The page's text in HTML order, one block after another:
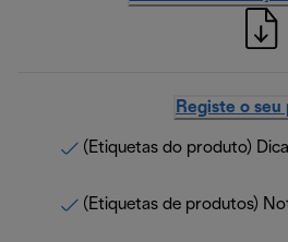
Registe o
(Etiquetas do produto)
(Etiquetas de produtos)